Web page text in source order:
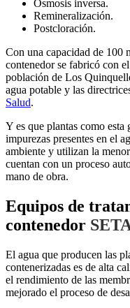
Ósmosis inversa.
Remineralización.
Postcloración.
Con una capacidad de 100
contenedor se fabricó con
población de Los
agua potable y las
Salud.
Y es que plantas como
impurezas presentes en el
ambiente y utilizan la
cuentan con un proceso
mano de obra.
Equipos de
contenedor
El agua que producen las
contenerizadas es de alta
el rendimiento de las
mejorado el proceso de